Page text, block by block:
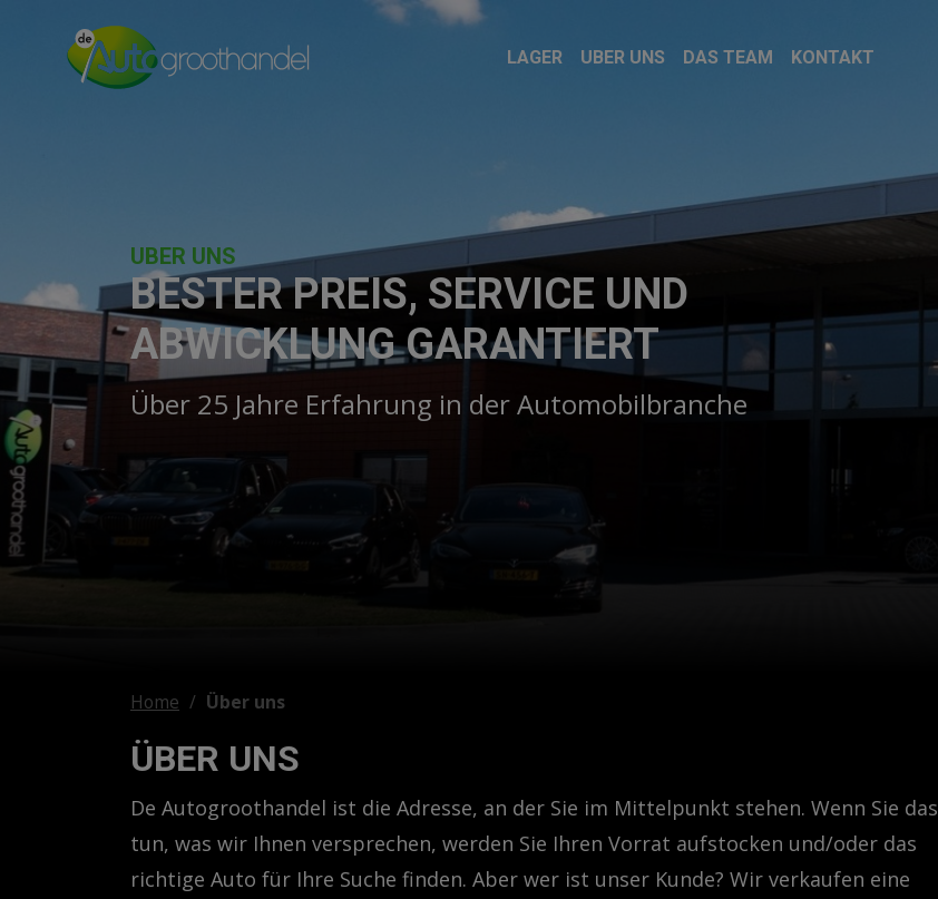
LAGER UBER UNS DAS TEAM KONTAKT
UBER UNS
BESTER PREIS, SERVICE UND
ABWICKLUNG GARANTIERT
Über 25 Jahre Erfahrung in der Automobilbranche
Home Über uns
ÜBER UNS
De Autogroothandel ist die Adresse, an der Sie im Mittelpunkt stehen. Wenn Sie das
tun, was wir Ihnen versprechen, werden Sie Ihren Vorrat aufstocken und/oder das
richtige Auto für Ihre Suche finden. Aber wer ist unser Kunde? Wir verkaufen eine